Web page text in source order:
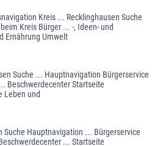
Kreis ... Recklinghausen Suche
Kreis Bürger ... -, Ideen- und
Ernährung Umwelt
Suche ... Hauptnavigation Bürgerservice
Beschwerdecenter Startseite
Leben und
Suche Hauptnavigation ... Bürgerservice
... Startseite